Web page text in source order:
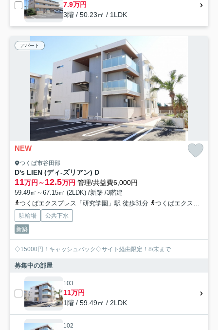
7.9万円
3階 / 50.23㎡ / 1LDK
アパート
NEW
つくば市谷田部
D's LIEN (ディ-ズリアン) D
11万円～12.5万円 管理/共益費6,000円
59.49㎡～67.15㎡ (2LDK) /新築 /3階建
つくばエクスプレス「研究学園」駅 徒歩31分
つくばエクスプレス「万博記念公園」駅 徒歩44分
駐輪場
公共下水
新築
◇15000円！キャッシュバック◇サイト経由限定！8/末まで
募集中の部屋
103
11万円
1階 / 59.49㎡ / 2LDK
102